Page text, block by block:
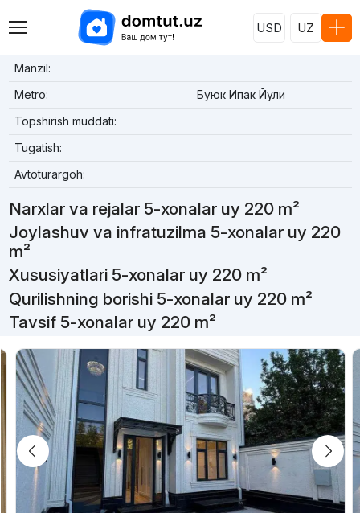
USD UZ
Manzil:
Metro:
Буюк Ипак Йули
Topshirish muddati:
Tugatish:
Avtoturargoh:
Narxlar va rejalar 5-xonalar uy 220 m²
Joylashuv va infratuzilma 5-xonalar uy 220
m²
Xususiyatlari 5-xonalar uy 220 m²
Qurilishning borishi 5-xonalar uy 220 m²
Tavsif 5-xonalar uy 220 m²